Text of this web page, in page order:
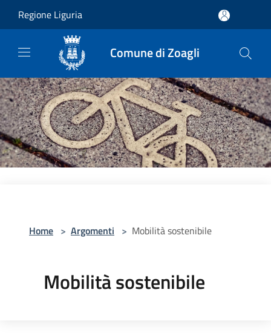
Regione Liguria
Comune di Zoagli
Home > Argomenti > Mobilità sostenibile
Mobilità sostenibile